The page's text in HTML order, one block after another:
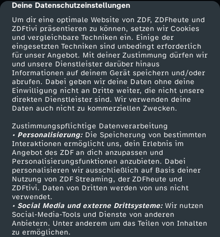
cmp-dialog-description
Deine Datenschutzeinstellungen
Um dir eine optimale Website von ZDF, ZDFheute und
ZDFtivi präsentieren zu können, setzen wir Cookies
und vergleichbare Techniken ein. Einige der
eingesetzten Techniken sind unbedingt erforderlich
für unser Angebot. Mit deiner Zustimmung dürfen wir
und unsere Dienstleister darüber hinaus
Informationen auf deinem Gerät speichern und/oder
abrufen. Dabei geben wir deine Daten ohne deine
Einwilligung nicht an Dritte weiter, die nicht unsere
direkten Dienstleister sind. Wir verwenden deine
Daten auch nicht zu kommerziellen Zwecken.
Zustimmungspflichtige Datenverarbeitung
• Personalisierung:Die Speicherung von bestimmten
Interaktionen ermöglicht uns, dein Erlebnis im
Angebot des ZDF an dich anzupassen und
Personalisierungsfunktionen anzubieten. Dabei
personalisieren wir ausschließlich auf Basis deiner
Nutzung von ZDF Streaming, der ZDFheute und
ZDFtivi. Daten von Dritten werden von uns nicht
verwendet.
• Social Media und externe Drittsysteme:Wir nutzen
Social-Media-Tools und Dienste von anderen
Anbietern. Unter anderem um das Teilen von Inhalten
zu ermöglichen.
r
-
T
e
i
l
4
Mehr ZDF
ZDF-Apps
Smart TV
ZDFtext
Livestreams
Sendungen A-Z
TV-Programm
Service
ZDFmitreden
Kontakt zum ZDF
Tickets
Zuschauerservice
Hilfe
ZDF Unternehmen
Karriere